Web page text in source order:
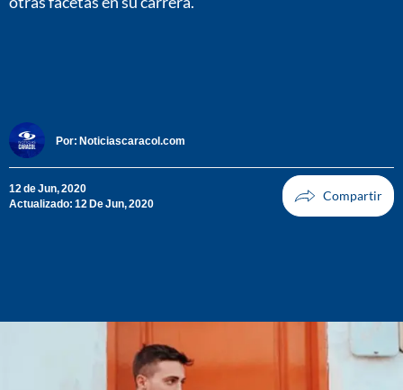
Por: Noticiascaracol.com
12 de Jun, 2020
Actualizado: 12 De Jun, 2020